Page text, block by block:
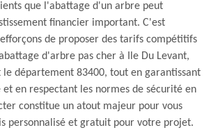
que l'abattage d'un arbre peut
financier important. C'est
de proposer des tarifs compétitifs
d'arbre pas cher à Ile Du Levant,
le département 83400, tout en garantissant
en respectant les normes de sécurité en
constitue un atout majeur pour vous
personnalisé et gratuit pour votre projet.